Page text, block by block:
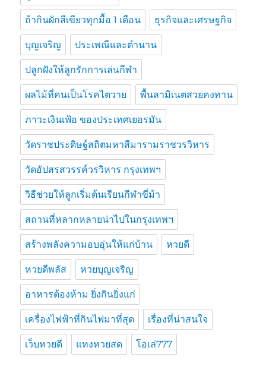
ถ้ากินผักสีเขียวทุกมื้อ 1 เดือน ธุรกิจและเศรษฐกิจ
บุญเจริญ ประเพณีและตำนาน
ปลูกฝังให้ลูกรักการเล่นกีฬา
ผลไม้ที่คนเป็นโรคไตวาย พื้นลามิเนตสวยคงทาน
ภาวะเงินเฟ้อ ของประเทศเยอรมัน
วัดราชประดิษฐ์สถิตมหาสีมารามราชวรวิหาร
วัดอัปสรสวรรค์วรวิหาร กรุงเทพฯ
วิธีช่วยให้ลูกเริ่มต้นเรียนกีฬาขี่ม้า
สถานที่หลากหลายน่าไปในกรุงเทพฯ
สร้างพลังความอบอุ่นให้แก่บ้าน หวยดี
หวยดีพลัส หวยบุญเจริญ
อาหารต้องห้าม ยิ่งกินยิ่งแก่
เครื่องไฟฟ้าที่กินไฟมาที่สุด เรื่องที่น่าสนใจ
เว็บหวยดี แทงหวยสด โอเล่777